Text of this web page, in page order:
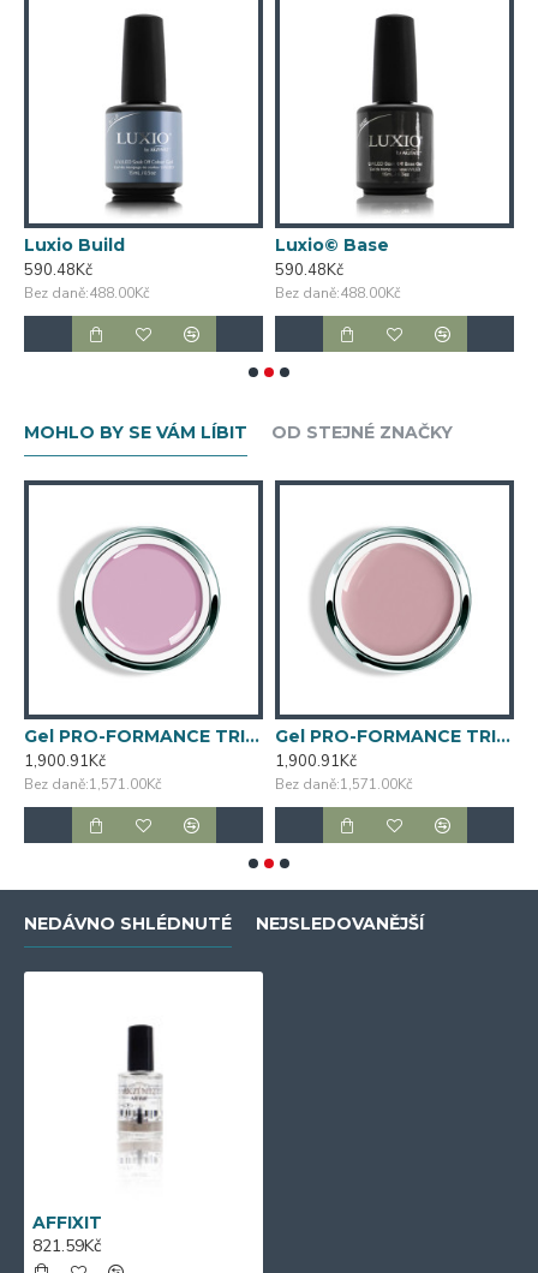
Luxio Build
590.48Kč
Bez daně:488.00Kč
Luxio© Base
590.48Kč
Bez daně:488.00Kč
MOHLO BY SE VÁM LÍBIT OD STEJNÉ ZNAČKY
Gel PRO-FORMANCE TRINITY SHADES SC1
1,900.91Kč
Bez daně:1,571.00Kč
Gel PRO-FORMANCE TRINITY SHADES SW2
1,900.91Kč
Bez daně:1,571.00Kč
NEDÁVNO SHLÉDNUTÉ NEJSLEDOVANĚJŠÍ
AFFIXIT
821.59Kč